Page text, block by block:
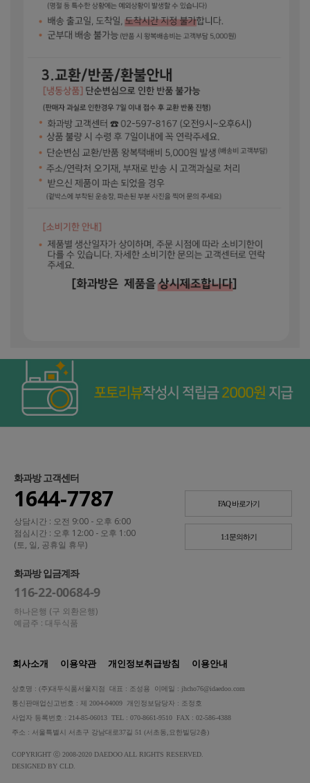
화과방 고객센터
1644-7787
상담시간 : 오전 9:00 - 오후 6:00
점심시간 : 오후 12:00 - 오후 1:00
(토, 일, 공휴일 휴무)
FAQ 바로가기
1:1문의하기
화과방 입금계좌
116-22-00684-9
하나은행 (구 외환은행)
예금주 : 대두식품
회사소개 이용약관 개인정보취급방침 이용안내
상호명 : (주)대두식품서울지점 대표 : 조성용 이메일 : jhcho76@idaedoo.com
통신판매업신고번호 : 제 2004-04009 개인정보담당자 : 조정호
사업자 등록번호 : 214-85-06013 TEL : 070-8661-9510 FAX : 02-586-4388
주소 : 서울특별시 서초구 강남대로37길 51 (서초동,요한빌딩2층)
COPYRIGHT ⓒ 2008-2020 DAEDOO ALL RIGHTS RESERVED.
DESIGNED BY CLD.